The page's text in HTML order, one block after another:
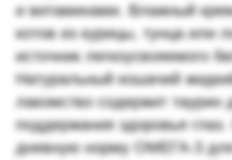
и витаминами. Влажный
котов из курицы, тунца или
источник легкоусвояемого
Натуральный кошачий
лакомство содержит таурин
поддержания здоровья
дневную норму ОМЕГА-3